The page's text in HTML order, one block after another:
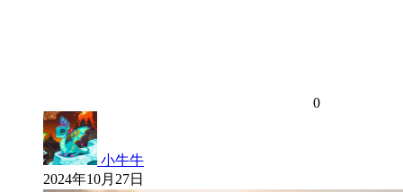
0
小牛牛
2024年10月27日